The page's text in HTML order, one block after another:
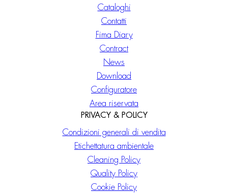
Cataloghi
Contatti
Fima Diary
Contract
News
Download
Configuratore
Area riservata
PRIVACY & POLICY
Condizioni generali di vendita
Etichettatura ambientale
Cleaning Policy
Quality Policy
Cookie Policy